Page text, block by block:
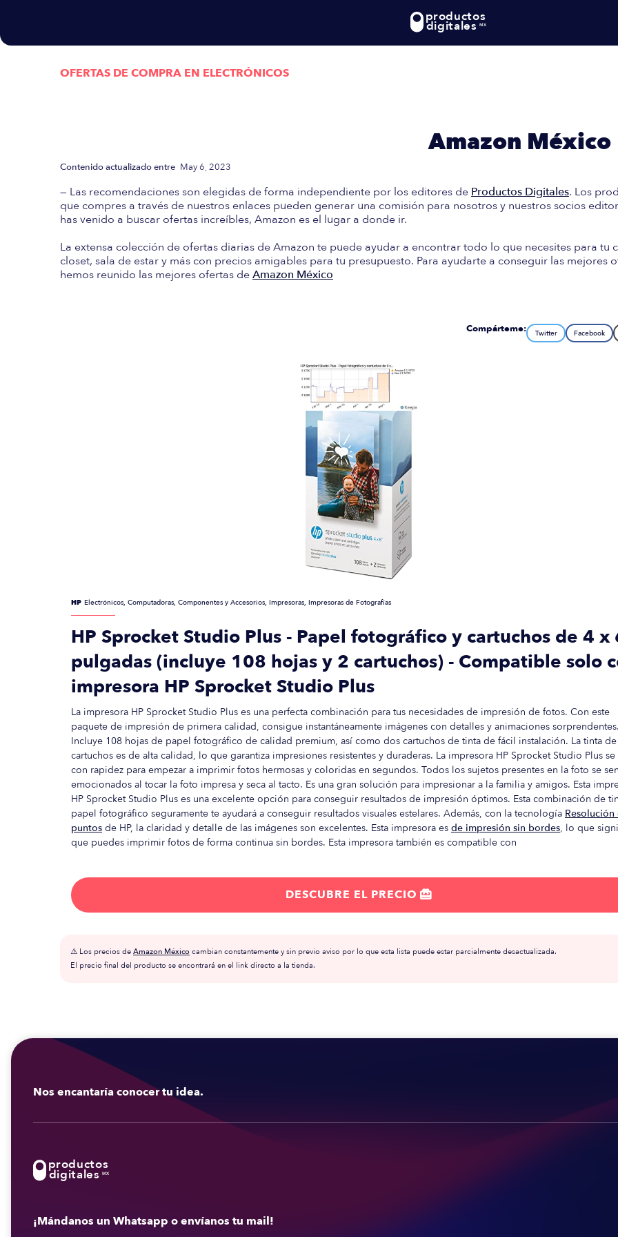
productos
digitales MX
OFERTAS DE COMPRA EN ELECTRÓNICOS
las mejores Ofertas de Compra enAmazon México
Contenido actualizado entre May 6, 2023
— Las recomendaciones son elegidas de forma independiente por los editores de Productos Digitales. Los
que compres a través de nuestros enlaces pueden generar una comisión para nosotros y nuestros socios
has venido a buscar ofertas increíbles, Amazon es el lugar a donde ir.
La extensa colección de ofertas diarias de Amazon te puede ayudar a encontrar todo lo que necesites para tu
closet, sala de estar y más con precios amigables para tu presupuesto. Para ayudarte a conseguir las mejores
hemos reunido las mejores ofertas deAmazon México
Compárteme: Twitter Facebook
HP Electrónicos, Computadoras, Componentes y Accesorios, Impresoras, Impresoras de Fotografías
HP Sprocket Studio Plus - Papel fotográfico y cartuchos de 4 x
pulgadas (incluye 108 hojas y 2 cartuchos) - Compatible solo
impresora HP Sprocket Studio Plus
La impresora HP Sprocket Studio Plus es una perfecta combinación para tus necesidades de impresión de fotos. Con este
paquete de impresión de primera calidad, consigue instantáneamente imágenes con detalles y animaciones sorprendentes.
Incluye 108 hojas de papel fotográfico de calidad premium, así como dos cartuchos de tinta de fácil instalación. La tinta de
cartuchos es de alta calidad, lo que garantiza impresiones resistentes y duraderas. La impresora HP Sprocket Studio Plus se
con rapidez para empezar a imprimir fotos hermosas y coloridas en segundos. Todos los sujetos presentes en la foto se
emocionados al tocar la foto impresa y seca al tacto. Es una gran solución para impresionar a la familia y amigos. Esta
HP Sprocket Studio Plus es una excelente opción para conseguir resultados de impresión óptimos. Esta combinación de
papel fotográfico seguramente te ayudará a conseguir resultados visuales estelares. Además, con la tecnología Resolución
puntos de HP, la claridad y detalle de las imágenes son excelentes. Esta impresora es de impresión sin bordes, lo que
que puedes imprimir fotos de forma continua sin bordes. Esta impresora también es compatible con
DESCUBRE EL PRECIO 
⚠️ Los precios de Amazon México cambian constantemente y sin previo aviso por lo que esta lista puede estar parcialmente desactualizada.
El precio final del producto se encontrará en el link directo a la tienda.
Nos encantaría conocer tu idea.
productos
digitales MX
¡Mándanos un Whatsapp o envíanos tu mail!